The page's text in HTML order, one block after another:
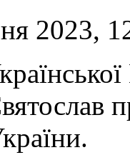
2023,